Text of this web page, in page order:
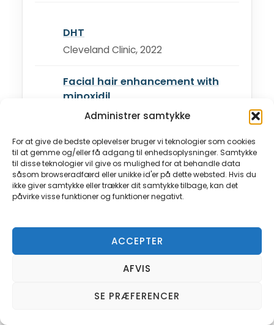
Administrer samtykke
For at give de bedste oplevelser bruger vi teknologier som cookies
til at gemme og/eller få adgang til enhedsoplysninger. Samtykke
til disse teknologier vil give os mulighed for at behandle data
såsom browseradfærd eller unikke id'er på dette websted. Hvis du
ikke giver samtykke eller trækker dit samtykke tilbage, kan det
påvirke visse funktioner og funktioner negativt.
ACCEPTER
AFVIS
SE PRÆFERENCER
DHT
Cleveland Clinic, 2022
Facial hair enhancement with
minoxidil
PMC, 2024
Microneedling and Its Use in Hair
Loss Disorders
Dermatology and Therapy, 2022
Denne artikel kan indeholde affiliate-links.
Vi modtager en lille provision ved køb via
vores links, uden ekstra omkostninger for